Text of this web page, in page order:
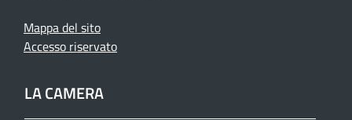
Mappa del sito
Accesso riservato
LA CAMERA